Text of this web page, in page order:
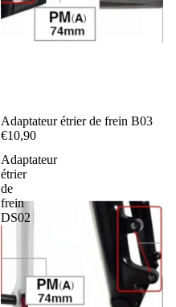
Adaptateur étrier de frein B03
€10,90
Adaptateur
étrier
de
frein
DS02